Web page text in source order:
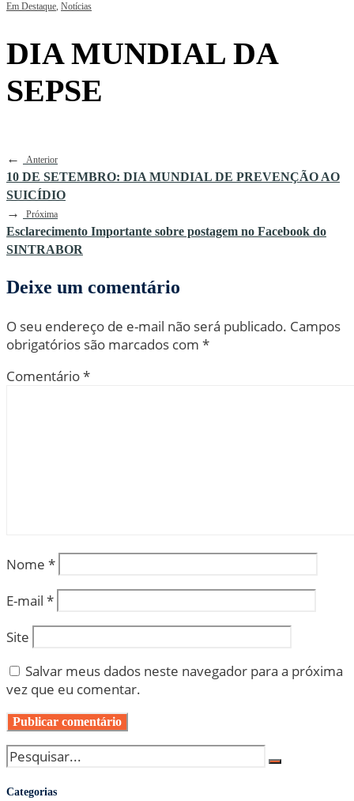
Em Destaque, Notícias
DIA MUNDIAL DA
SEPSE
← Anterior
10 DE SETEMBRO: DIA MUNDIAL DE PREVENÇÃO AO
SUICÍDIO
→ Próxima
Esclarecimento Importante sobre postagem no Facebook do
SINTRABOR
Deixe um comentário
O seu endereço de e-mail não será publicado. Campos
obrigatórios são marcados com *
Comentário*
Nome *
E-mail *
Site
Salvar meus dados neste navegador para a próxima
vez que eu comentar.
Categorias